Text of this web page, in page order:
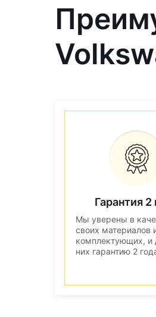
Гарантия 2
Мы уверены в
своих материалов
комплектующих, и
них гарантию 2